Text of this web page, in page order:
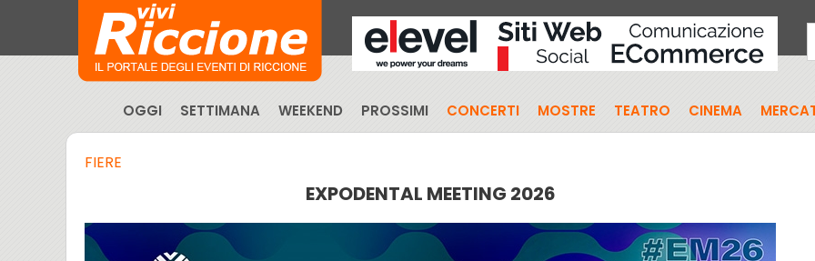
OGGI SETTIMANA WEEKEND PROSSIMI CONCERTI MOSTRE TEATRO CINEMA
FIERE
EXPODENTAL MEETING 2026